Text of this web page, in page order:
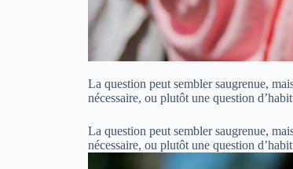
La question peut sembler saugrenue,
nécessaire, ou plutôt une question
La question peut sembler saugrenue,
nécessaire, ou plutôt une question